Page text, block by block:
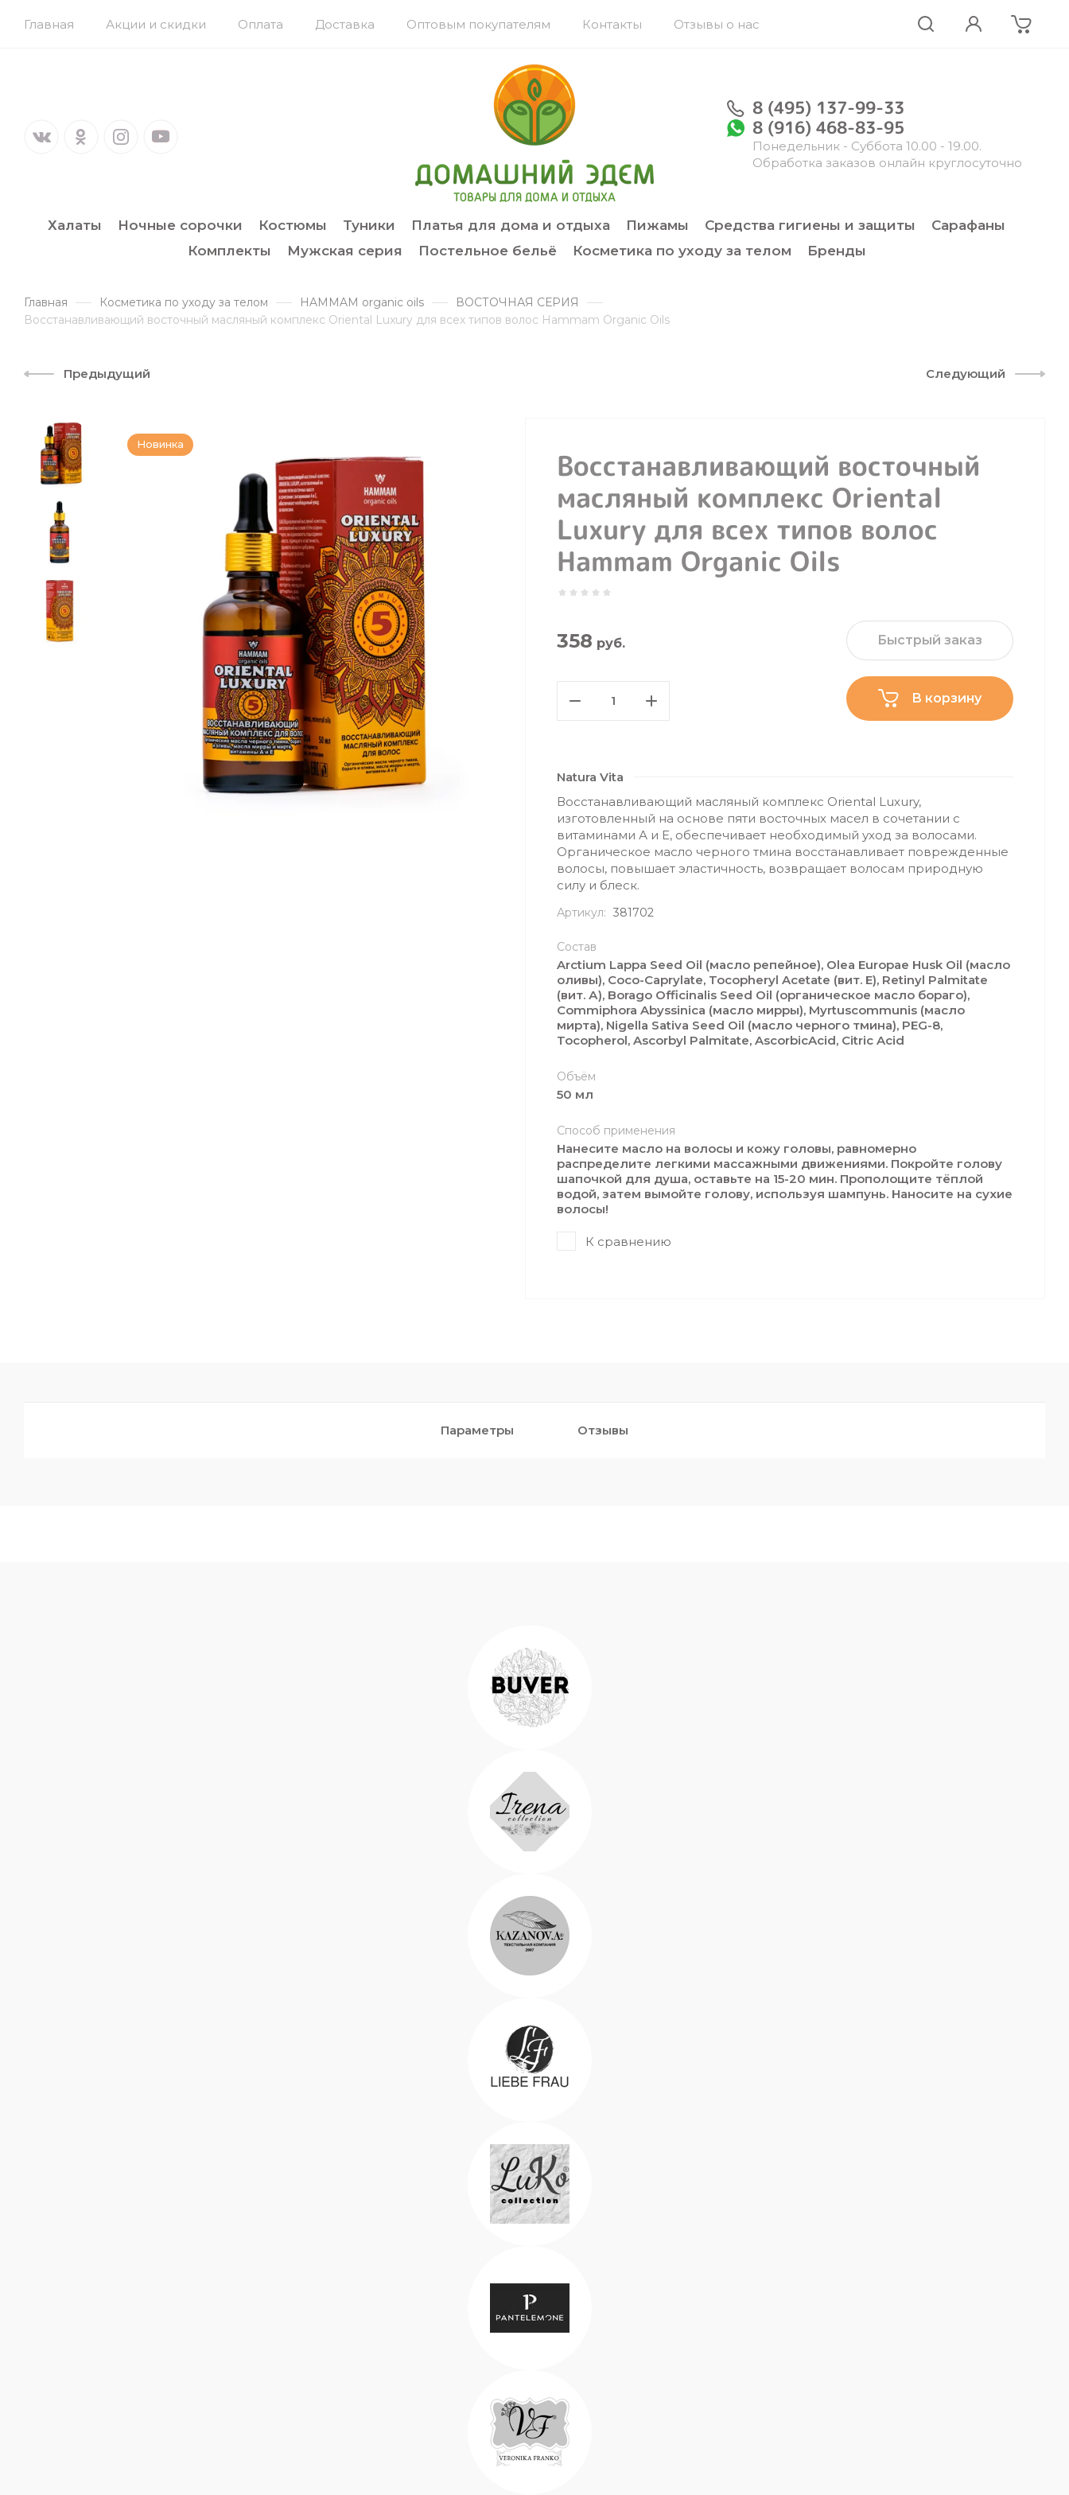
Главная Акции и скидки Оплата Доставка Оптовым покупателям Контакты Отзывы о нас
8 (495) 137-99-33
8 (916) 468-83-95
Понедельник - Суббота 10.00 - 19.00.
Обработка заказов онлайн круглосуточно
Халаты Ночные сорочки Костюмы Туники Платья для дома и отдыха Пижамы Средства гигиены и защиты
Сарафаны
Комплекты
Мужская серия Постельное бельё Косметика по уходу за телом Бренды
Главная Косметика по уходу за телом HAMMAM organic oils
ВОСТОЧНАЯ СЕРИЯ
Восстанавливающий восточный масляный комплекс Oriental Luxury для всех типов волос Hammam Organic Oils
Предыдущий Следующий
Новинка
Восстанавливающий восточный
масляный комплекс Oriental
Luxury для всех типов волос
Hammam Organic Oils
358 руб.
В корзину
Быстрый заказ
Natura Vita
Восстанавливающий масляный комплекс Oriental Luxury,
изготовленный на основе пяти восточных масел в сочетании с
витаминами А и Е, обеспечивает необходимый уход за волосами.
Органическое масло черного тмина восстанавливает поврежденные
волосы, повышает эластичность, возвращает волосам природную
силу и блеск.
Артикул: 381702
Состав
Arctium Lappa Seed Oil (масло репейное), Olea Еuropae Husk Oil (масло
оливы), Coco-Caprylate, Tocopheryl Acetate (вит. Е), Retinyl Palmitate
(вит. А), Borago Officinalis Seed Oil (органическое масло бораго),
Commiphora Abyssinica (масло мирры), Myrtuscommunis (масло
мирта), Nigella Sativa Seed Oil (масло черного тмина), PEG-8,
Tocopherol, Ascorbyl Palmitate, AscorbicAcid, Citric Acid
Объём
50 мл
Способ применения
Нанесите масло на волосы и кожу головы, равномерно
распределите легкими массажными движениями. Покройте голову
шапочкой для душа, оставьте на 15-20 мин. Прополощите тёплой
водой, затем вымойте голову, используя шампунь. Наносите на сухие
волосы!
К сравнению
Параметры Отзывы